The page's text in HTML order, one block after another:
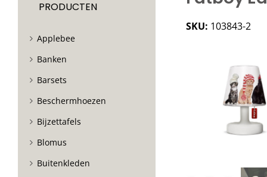
SKU: 103843-2
PRODUCTEN
Applebee
Banken
Barsets
Beschermhoezen
Bijzettafels
Blomus
Buitenkleden